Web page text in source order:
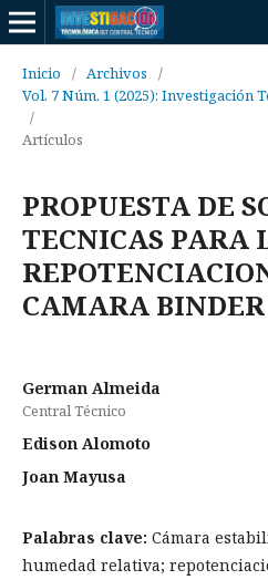
Inicio / Archivos
/
Vol. 7 Núm. 1 (2025): Investigación
/
Artículos
PROPUESTA DE
TECNICAS PARA
CAMARA
German Almeida
Central Técnico
Edison Alomoto
Joan Mayusa
Palabras clave: Cámara
humedad relativa;